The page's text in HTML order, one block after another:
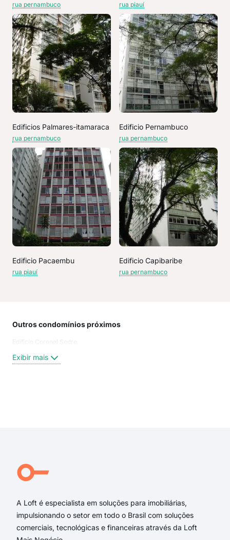
rua pernambuco rua piauí
Edificios Palmares-itamaraca
rua pernambuco
Edificio Pernambuco
rua pernambuco
Edificio Pacaembu
rua piauí
Edificio Capibaribe
rua pernambuco
Outros condomínios próximos
Edificio Coronel Sodre
Exibir mais
A Loft é especialista em soluções para imobiliárias,
impulsionando o setor em todo o Brasil com soluções
comerciais, tecnológicas e financeiras através da Loft